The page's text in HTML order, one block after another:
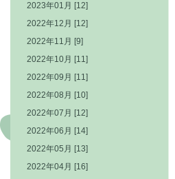
2023年01月 [12]
2022年12月 [12]
2022年11月 [9]
2022年10月 [11]
2022年09月 [11]
2022年08月 [10]
2022年07月 [12]
2022年06月 [14]
2022年05月 [13]
2022年04月 [16]